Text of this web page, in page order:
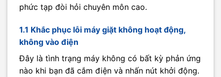
phức tạp đòi hỏi chuyên môn cao.
1.1 Khắc phục lỗi máy giặt không hoạt động,
không vào điện
Đây là tình trạng máy không có bất kỳ phản ứng
nào khi bạn đã cắm điện và nhấn nút khởi động.